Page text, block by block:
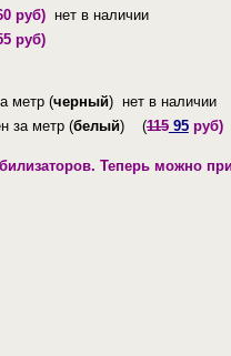
руб)нет в наличии
руб)
метр (черный) нет в наличии
за метр (белый) (11595руб)
Теперь можно